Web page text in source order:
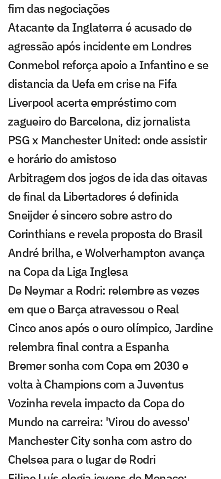
fim das negociações
Atacante da Inglaterra é acusado de
agressão após incidente em Londres
Conmebol reforça apoio a Infantino e se
distancia da Uefa em crise na Fifa
Liverpool acerta empréstimo com
zagueiro do Barcelona, diz jornalista
PSG x Manchester United: onde assistir
e horário do amistoso
Arbitragem dos jogos de ida das oitavas
de final da Libertadores é definida
Sneijder é sincero sobre astro do
Corinthians e revela proposta do Brasil
André brilha, e Wolverhampton avança
na Copa da Liga Inglesa
De Neymar a Rodri: relembre as vezes
em que o Barça atravessou o Real
Cinco anos após o ouro olímpico, Jardine
relembra final contra a Espanha
Bremer sonha com Copa em 2030 e
volta à Champions com a Juventus
Vozinha revela impacto da Copa do
Mundo na carreira: 'Virou do avesso'
Manchester City sonha com astro do
Chelsea para o lugar de Rodri